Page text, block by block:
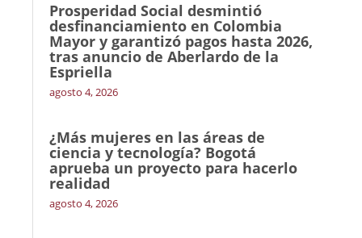
Prosperidad Social desmintió
desfinanciamiento en Colombia
Mayor y garantizó pagos hasta 2026,
tras anuncio de Aberlardo de la
Espriella
agosto 4, 2026
¿Más mujeres en las áreas de
ciencia y tecnología? Bogotá
aprueba un proyecto para hacerlo
realidad
agosto 4, 2026